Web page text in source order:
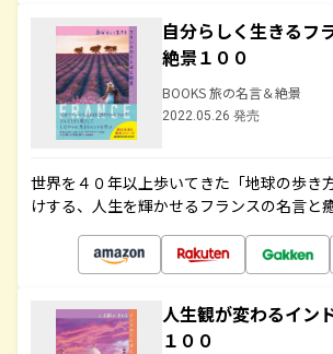
自分らしく生きるフ
絶景１００
BOOKS 旅の名言＆絶景
2022.05.26 発売
世界を４０年以上歩いてきた「地球の歩き
けする、人生を輝かせるフランスの名言と
人生観が変わるイン
１００